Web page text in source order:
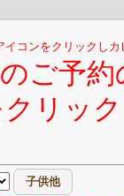
イコンをクリックし
ご予
リッ